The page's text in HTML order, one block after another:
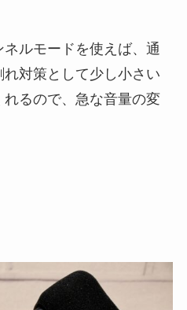
ルモードを使えば、通
対策として少し小さい
るので、急な音量の変